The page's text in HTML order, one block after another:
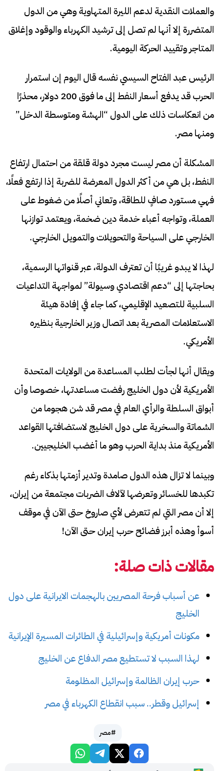
والعملات النقدية لدعم الليرة المتهاوية وهي من الدول
المتضررة إلا أنها لم تصل إلى ترشيد الكهرباء والوقود وإغلاق
المتاجر وتقييد الحركة اليومية.
الرئيس عبد الفتاح السيسي نفسه قال اليوم إن استمرار
الحرب قد يدفع أسعار النفط إلى ما فوق 200 دولار، محذرًا
من انعكاسات ذلك على الدول “الهشة ومتوسطة الدخل”
ومنها مصر.
المشكلة أن مصر ليست مجرد دولة قلقة من احتمال ارتفاع
النفط، بل هي من أكثر الدول المعرضة للضربة إذا ارتفع فعلًا،
فهي مستورد صافٍ للطاقة، وتعاني أصلًا من ضغوط على
العملة، وتواجه أعباء خدمة دين ضخمة، ويعتمد توازنها
الخارجي على السياحة والتحويلات والتمويل الخارجي.
لهذا لا يبدو غريبًا أن تعترف الدولة، عبر قنواتها الرسمية،
بحاجتها إلى “دعم اقتصادي وسيولة” لمواجهة التداعيات
السلبية للتصعيد الإقليمي، كما جاء في إفادة هيئة
الاستعلامات المصرية بعد اتصال وزير الخارجية بنظيره
الأمريكي.
ويقال أنها لجأت لطلب المساعدة من الولايات المتحدة
الأمريكية لأن دول الخليج رفضت مساعدتها، خصوصا وأن
أبواق السلطة والرأي العام في مصر قد شن هجوما من
الشماتة والسخرية على دول الخليج لاستضافتها القواعد
الأمريكية منذ بداية الحرب وهو ما أغضب الخليجيين.
وبينما لا تزال هذه الدول صامدة وتدير أزمتها بذكاء رغم
تكبدها للخسائر وتعرضها لآلاف الضربات مجتمعة من إيران،
إلا أن مصر التي لم تتعرض لأي صاروخ حتى الآن في موقف
أسوأ وهذه أبرز فضائح حرب إيران حتى الآن!
مقالات ذات صلة:
عن أسباب فرحة المصريين بالهجمات الايرانية على دول
الخليج
مكونات أمريكية وإسرائيلية في الطائرات المسيرة الإيرانية
لهذا السبب لا تستطيع مصر الدفاع عن الخليج
حرب إيران الظالمة وإسرائيل المظلومة
إسرائيل وقطر.. سبب انقطاع الكهرباء في مصر
#مصر